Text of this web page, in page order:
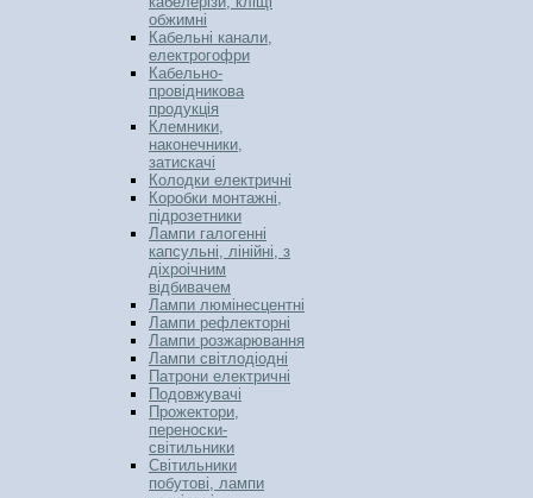
обжимні
Кабельні канали,
електрогофри
Кабельно-
провідникова
продукція
Клемники,
наконечники,
затискачі
Колодки електричні
Коробки монтажні,
підрозетники
Лампи галогенні
капсульні, лінійні, з
діхроічним
відбивачем
Лампи люмінесцентні
Лампи рефлекторні
Лампи розжарювання
Лампи світлодіодні
Патрони електричні
Подовжувачі
Прожектори,
переноски-
світильники
Світильники
побутові, лампи